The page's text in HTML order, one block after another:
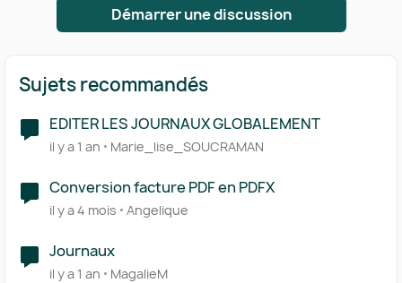
Démarrer une discussion
Sujets recommandés
EDITER LES JOURNAUX GLOBALEMENT
il y a 1 an Marie_lise_SOUCRAMAN
Conversion facture PDF en PDFX
il y a 4 mois Angelique
Journaux
il y a 1 an MagalieM